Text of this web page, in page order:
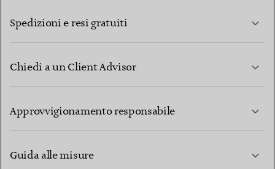
Spedizioni e resi gratuiti
Chiedi a un Client Advisor
Approvvigionamento responsabile
Guida alle misure